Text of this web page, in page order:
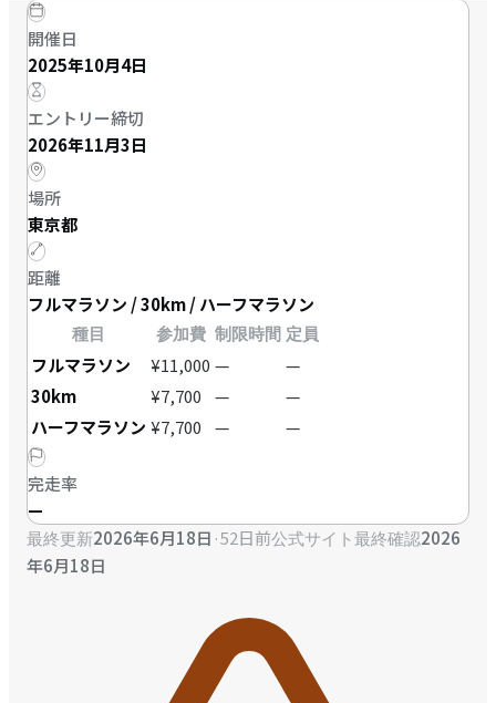
開催日
2025年10月4日
エントリー締切
2026年11月3日
場所
東京都
距離
フルマラソン / 30km / ハーフマラソン
種目 参加費 制限時間 定員
フルマラソン ¥11,000 —
—
30km
¥7,700 —
—
ハーフマラソン ¥7,700 — —
完走率
—
最終更新2026年6月18日 ·52日前公式サイト最終確認2026
年6月18日